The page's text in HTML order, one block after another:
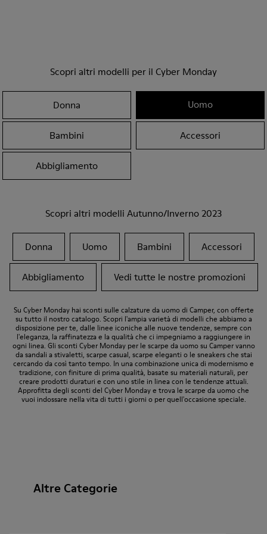
Scopri altri modelli per il Cyber Monday
Donna Uomo
Bambini Accessori
Abbigliamento
Scopri altri modelli Autunno/Inverno 2023
Donna Uomo Bambini Accessori
Abbigliamento Vedi tutte le nostre promozioni
Su Cyber Monday hai sconti sulle calzature da uomo di Camper, con offerte
su tutto il nostro catalogo. Scopri l'ampia varietà di modelli che abbiamo a
disposizione per te, dalle linee iconiche alle nuove tendenze, sempre con
l'eleganza, la raffinatezza e la qualità che ci impegniamo a raggiungere in
ogni linea. Gli sconti Cyber Monday per le scarpe da uomo su Camper vanno
da sandali a stivaletti, scarpe casual, scarpe eleganti o le sneakers che stai
cercando da così tanto tempo. In una combinazione unica di modernismo e
tradizione, con finiture di prima qualità, basate su materiali naturali, per
creare prodotti duraturi e con uno stile in linea con le tendenze attuali.
Approfitta degli sconti del Cyber Monday e trova le scarpe da uomo che
vuoi indossare nella vita di tutti i giorni o per quell'occasione speciale.
Altre Categorie